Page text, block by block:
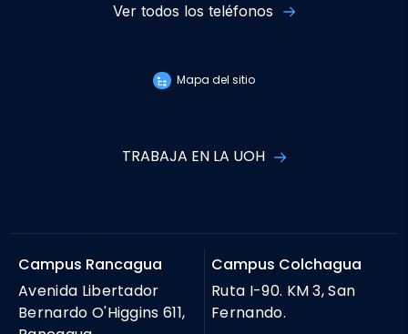
Ver todos los teléfonos
Mapa del sitio
TRABAJA EN LA UOH
Campus Rancagua
Avenida Libertador
Bernardo O'Higgins 611,
Campus Colchagua
Ruta I-90. KM 3, San
Fernando.